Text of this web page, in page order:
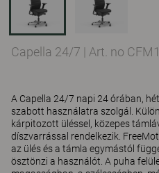
Capella 24/7 | Art. no
A Capella 24/7 napi 24 órában,
szabott használatra szolgál.
kárpitozott üléssel, közepes
díszvarrással rendelkezik.
az ülés és a támla egymástól
ösztönzi a használót. A puha